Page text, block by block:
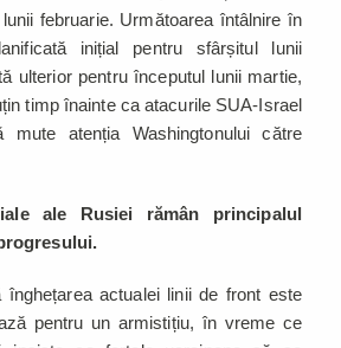
februarie. Următoarea întâlnire în
inițial pentru sfârșitul lunii
ulterior pentru începutul lunii martie,
timp înainte ca atacurile SUA-Israel
mute atenția Washingtonului către
ale Rusiei rămân principalul
înghețarea actualei linii de front este
pentru un armistițiu, în vreme ce